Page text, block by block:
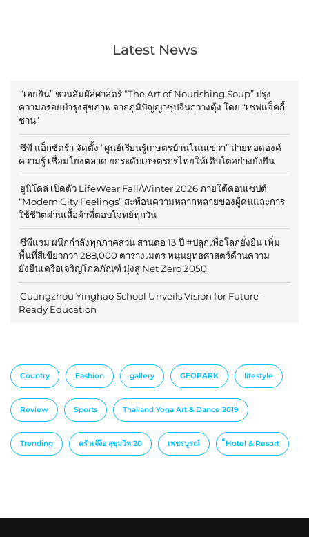
Latest News
“เฮยยิน” ชวนสัมผัสศาสตร์ “The Art of Nourishing Soup” ปรุง
ความอร่อยบำรุงสุขภาพ จากภูมิปัญญาซุปจีนกวางตุ้ง โดย “เชฟแจ็คกี้
ชาน”
ซีพี แอ็กซ์ตร้า จัดตั้ง “ศูนย์เรียนรู้เกษตรบ้านโนนเขวา” ถ่ายทอดองค์
ความรู้ เชื่อมโยงตลาด ยกระดับเกษตรกรไทยให้เติบโตอย่างยั่งยืน
ยูนิโคล่ เปิดตัว LifeWear Fall/Winter 2026 ภายใต้คอนเซปต์
“Modern City Feelings” สะท้อนความหลากหลายของผู้คนและการ
ใช้ชีวิตผ่านเสื้อผ้าที่ตอบโจทย์ทุกวัน
ซีพีแรม ผนึกกำลังทุกภาคส่วน สานต่อ 13 ปี #ปลูกเพื่อโลกยั่งยืน เพิ่ม
พื้นที่สีเขียวกว่า 288,000 ตารางเมตร หนุนยุทธศาสตร์ด้านความ
ยั่งยืนเครือเจริญโภคภัณฑ์ มุ่งสู่ Net Zero 2050
Guangzhou Yinghao School Unveils Vision for Future-
Ready Education
Country Fashion gallery GEOPARK lifestyle
Review Sports Thailand Yoga Art & Dance 2019
Trending ครัวเจ๊ง้อ สุขุมวิท 20 เพชรบูรณ์ ็Hotel & Resort